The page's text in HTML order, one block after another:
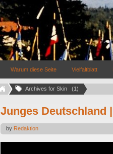
Warum diese Seite Vielfaltblatt
Archives for Skin   (1)
Junges Deutschland
by Redaktion